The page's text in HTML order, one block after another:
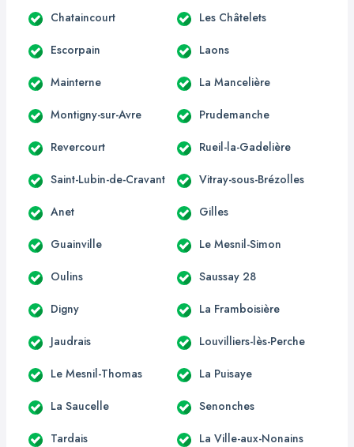
Chataincourt Les Châtelets
Escorpain Laons
Mainterne La Mancelière
Montigny-sur-Avre Prudemanche
Revercourt Rueil-la-Gadelière
Saint-Lubin-de-Cravant Vitray-sous-Brézolles
Anet Gilles
Guainville Le Mesnil-Simon
Oulins Saussay 28
Digny La Framboisière
Jaudrais Louvilliers-lès-Perche
Le Mesnil-Thomas La Puisaye
La Saucelle Senonches
Tardais La Ville-aux-Nonains